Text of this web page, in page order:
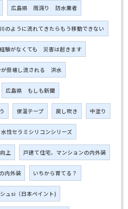
広島県 雨漏り 防水業者
のように流れてきたらもう移動できない
験がなくても 災害は起きます
が倒壊し流される 洪水
広島県 もしも新聞
保温テープ 戻し吹き 中塗り
水性セラミシリコンシリーズ
上 戸建て住宅、マンションの内外装
内外装 いちから育てる？
ュsi（日本ペイント)